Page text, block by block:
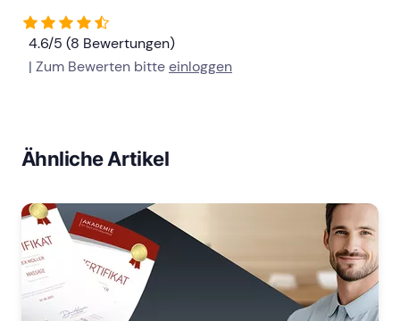
4.6/5 (8 Bewertungen)
| Zum Bewerten bitteeinloggen
Ähnliche Artikel